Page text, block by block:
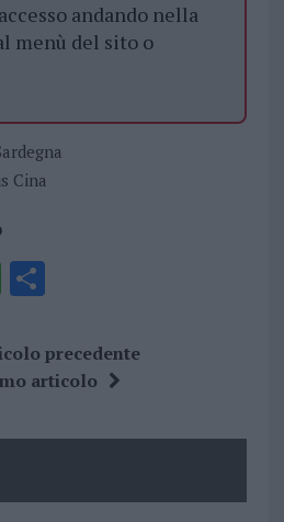
andando nella
menù del sito o
Cina
W
at
s
p
S
a
re
precedente
articolo